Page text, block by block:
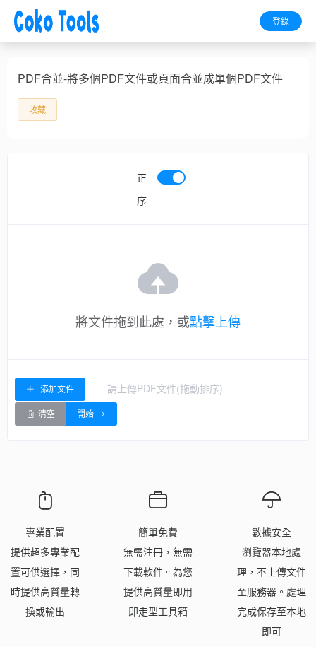
登錄
PDF合並-將多個PDF文件或頁面合並成單個PDF文件
收藏
正
序
將文件拖到此處，或點擊上傳
添加文件 請上傳PDF文件(拖動排序)
清空 開始
專業配置
提供超多專業配
置可供選擇，同
時提供高質量轉
換或輸出
簡單免費
無需注冊，無需
下載軟件。為您
提供高質量即用
即走型工具箱
數據安全
瀏覽器本地處
理，不上傳文件
至服務器。處理
完成保存至本地
即可